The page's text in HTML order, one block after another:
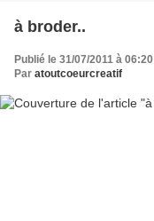
à broder..
Publié le 31/07/2011 à 06:20
Par atoutcoeurcreatif